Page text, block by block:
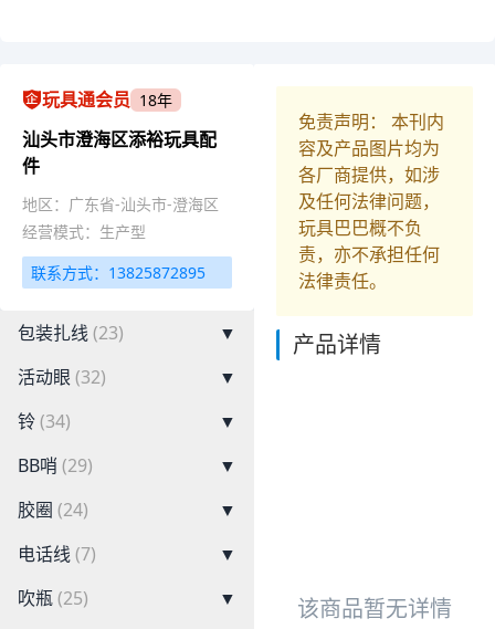
玩具通会员 18年
汕头市澄海区添裕玩具配
件
地区：广东省-汕头市-澄海区
经营模式：生产型
联系方式：13825872895
包装扎线(23)
▼
活动眼 (32)
▼
铃(34)
▼
BB哨 (29)
▼
胶圈 (24)
▼
电话线(7)
▼
吹瓶(25)
▼
免责声明： 本刊内
容及产品图片均为
各厂商提供，如涉
及任何法律问题，
玩具巴巴概不负
责，亦不承担任何
法律责任。
产品详情
该商品暂无详情